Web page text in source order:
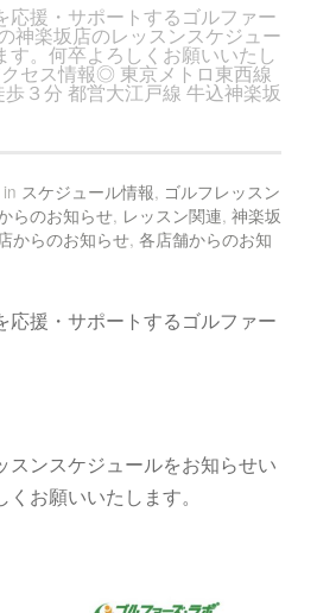
応援・サポートするゴルファー
神楽坂店のレッスンスケジュー
す。何卒よろしくお願いいたし
セス情報◎ 東京メトロ東西線
３分 都営大江戸線 牛込神楽坂
スケジュール情報, ゴルフレッスン
らのお知らせ, レッスン関連, 神楽坂
からのお知らせ, 各店舗からのお知
応援・サポートするゴルファー
スンスケジュールをお知らせい
お願いいたします。